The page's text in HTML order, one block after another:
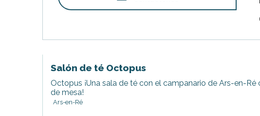
Salón de té Octopus
Octopus ¡Una sala de té con el campanario de Ars-en-
de mesa!
Ars-en-Ré